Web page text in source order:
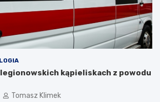
kąpieliskach z powodu
Tomasz Klimek